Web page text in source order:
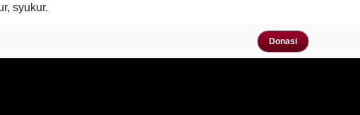
syukur.
Donasi